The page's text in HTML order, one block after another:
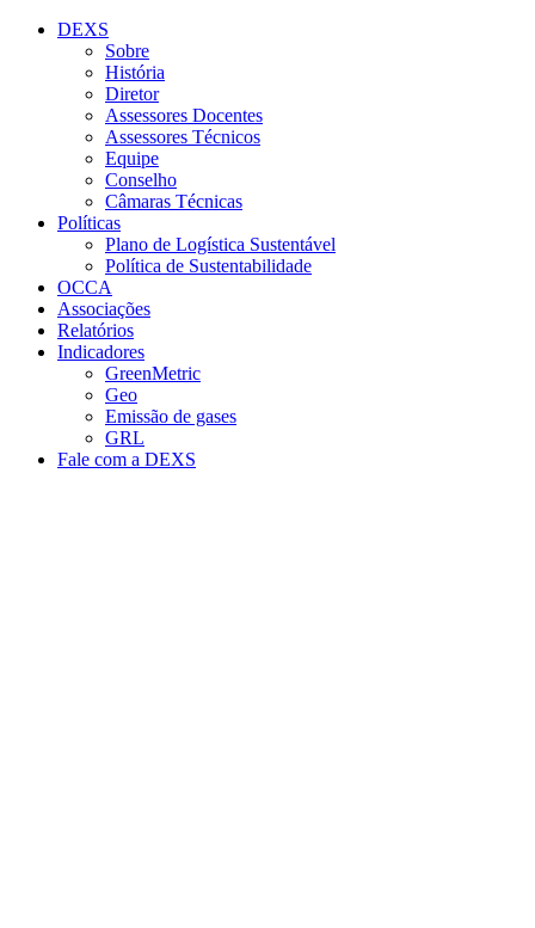
Conteúdo principal
DEXS
Sobre
História
Diretor
Assessores Docentes
Assessores Técnicos
Equipe
Conselho
Câmaras Técnicas
Políticas
Plano de Logística Sustentável
Política de Sustentabilidade
OCCA
Associações
Relatórios
Indicadores
GreenMetric
Geo
Emissão de gases
GRL
Fale com a DEXS